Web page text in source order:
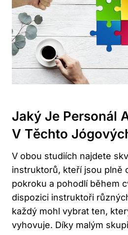
Jaký Je Personál
V Těchto
V obou studiích najdete
instruktorů, kteří jsou plně
pokroku a pohodlí během
dispozici instruktoři
každý mohl vybrat ten,
vyhovuje. Díky malým